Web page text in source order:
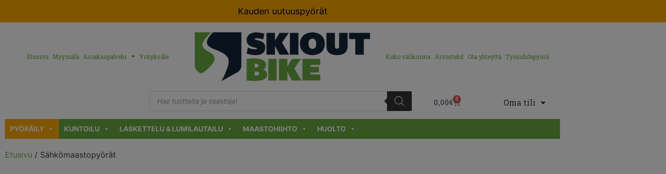
Kauden uutuuspyörät
Etusivu Myymälä Asiakaspalvelu Yrityksille Koko valikoima Arvostelut Ota yhteyttä Työsuhdepyörä
0,00€ 0 Oma tili
PYÖRÄILY KUNTOILU LASKETTELU & LUMILAUTAILU MAASTOHIIHTO HUOLTO
Etusivu / Sähkömaastopyörät